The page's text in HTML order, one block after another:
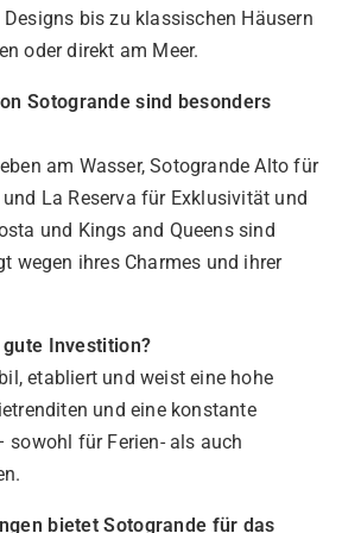
bis zu klassischen Häusern
oder direkt am Meer.
Sotogrande sind besonders
am Wasser, Sotogrande Alto für
La Reserva für Exklusivität und
und Kings and Queens sind
wegen ihres Charmes und ihrer
Investition?
etabliert und weist eine hohe
und eine konstante
sowohl für Ferien- als auch
bietet Sotogrande für das